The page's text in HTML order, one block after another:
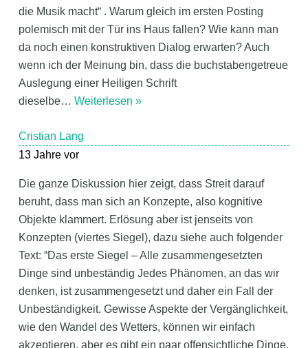
die Musik macht“ . Warum gleich im ersten Posting
polemisch mit der Tür ins Haus fallen? Wie kann man
da noch einen konstruktiven Dialog erwarten? Auch
wenn ich der Meinung bin, dass die buchstabengetreue
Auslegung einer Heiligen Schrift
dieselbe… Weiterlesen »
Cristian Lang
13 Jahre vor
Die ganze Diskussion hier zeigt, dass Streit darauf
beruht, dass man sich an Konzepte, also kognitive
Objekte klammert. Erlösung aber ist jenseits von
Konzepten (viertes Siegel), dazu siehe auch folgender
Text: “Das erste Siegel – Alle zusammengesetzten
Dinge sind unbeständig Jedes Phänomen, an das wir
denken, ist zusammengesetzt und daher ein Fall der
Unbeständigkeit. Gewisse Aspekte der Vergänglichkeit,
wie den Wandel des Wetters, können wir einfach
akzeptieren, aber es gibt ein paar offensichtliche Dinge,